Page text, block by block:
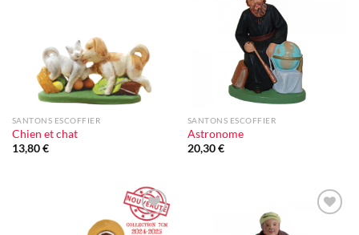
SANTONS ESCOFFIER
Chien et chat
13,80€
SANTONS ESCOFFIER
Astronome
20,30€
Ajouter